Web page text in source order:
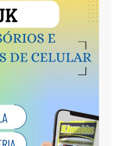
DE 20% DO TERRITÓRIO PERDIDO EM
SEMSA DO NÍVEL MÉDIO ACONTECEM
EM MANAUS
FAMÍLIAS O DIREITO DE USO DA
CONSERVAÇÃO ESTADUAIS
CULTURAL PARA O DOMINGO DO
DE MANAUS.
DO GOVERNO DO AMAZONAS,
BARRADA PELO CSC